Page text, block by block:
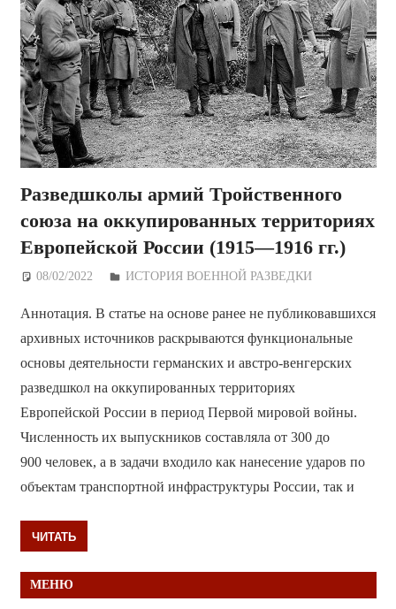
Разведшколы армий Тройственного
союза на оккупированных территориях
Европейской России (1915—1916 гг.)
08/02/2022 Дежурный по Редакции
ИСТОРИЯ ВОЕННОЙ РАЗВЕДКИ
Аннотация. В статье на основе ранее не публиковавшихся
архивных источников раскрываются функциональные
основы деятельности германских и австро-венгерских
разведшкол на оккупированных территориях
Европейской России в период Первой мировой войны.
Численность их выпускников составляла от 300 до
900 человек, а в задачи входило как нанесение ударов по
объектам транспортной инфраструктуры России, так и
ЧИТАТЬ
МЕНЮ